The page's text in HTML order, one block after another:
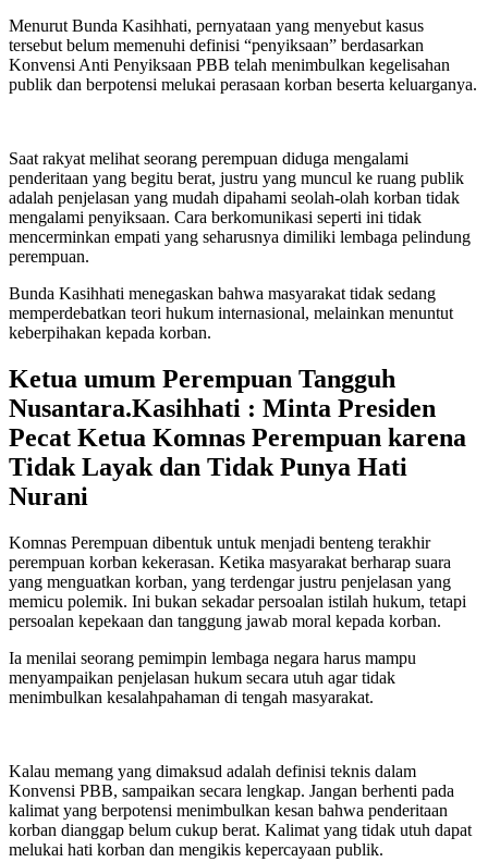
Menurut Bunda Kasihhati, pernyataan yang menyebut kasus
tersebut belum memenuhi definisi “penyiksaan” berdasarkan
Konvensi Anti Penyiksaan PBB telah menimbulkan kegelisahan
publik dan berpotensi melukai perasaan korban beserta keluarganya.
Saat rakyat melihat seorang perempuan diduga mengalami
penderitaan yang begitu berat, justru yang muncul ke ruang publik
adalah penjelasan yang mudah dipahami seolah-olah korban tidak
mengalami penyiksaan. Cara berkomunikasi seperti ini tidak
mencerminkan empati yang seharusnya dimiliki lembaga pelindung
perempuan.
Bunda Kasihhati menegaskan bahwa masyarakat tidak sedang
memperdebatkan teori hukum internasional, melainkan menuntut
keberpihakan kepada korban.
Ketua umum Perempuan Tangguh
Nusantara.Kasihhati : Minta Presiden
Pecat Ketua Komnas Perempuan karena
Tidak Layak dan Tidak Punya Hati
Nurani
Komnas Perempuan dibentuk untuk menjadi benteng terakhir
perempuan korban kekerasan. Ketika masyarakat berharap suara
yang menguatkan korban, yang terdengar justru penjelasan yang
memicu polemik. Ini bukan sekadar persoalan istilah hukum, tetapi
persoalan kepekaan dan tanggung jawab moral kepada korban.
Ia menilai seorang pemimpin lembaga negara harus mampu
menyampaikan penjelasan hukum secara utuh agar tidak
menimbulkan kesalahpahaman di tengah masyarakat.
Kalau memang yang dimaksud adalah definisi teknis dalam
Konvensi PBB, sampaikan secara lengkap. Jangan berhenti pada
kalimat yang berpotensi menimbulkan kesan bahwa penderitaan
korban dianggap belum cukup berat. Kalimat yang tidak utuh dapat
melukai hati korban dan mengikis kepercayaan publik.